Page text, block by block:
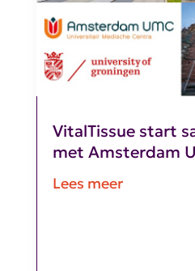
VitalTissue start
met Amsterdam
Lees meer